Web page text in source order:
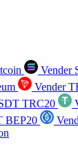
Vender
Vender
TRC20
BEP20